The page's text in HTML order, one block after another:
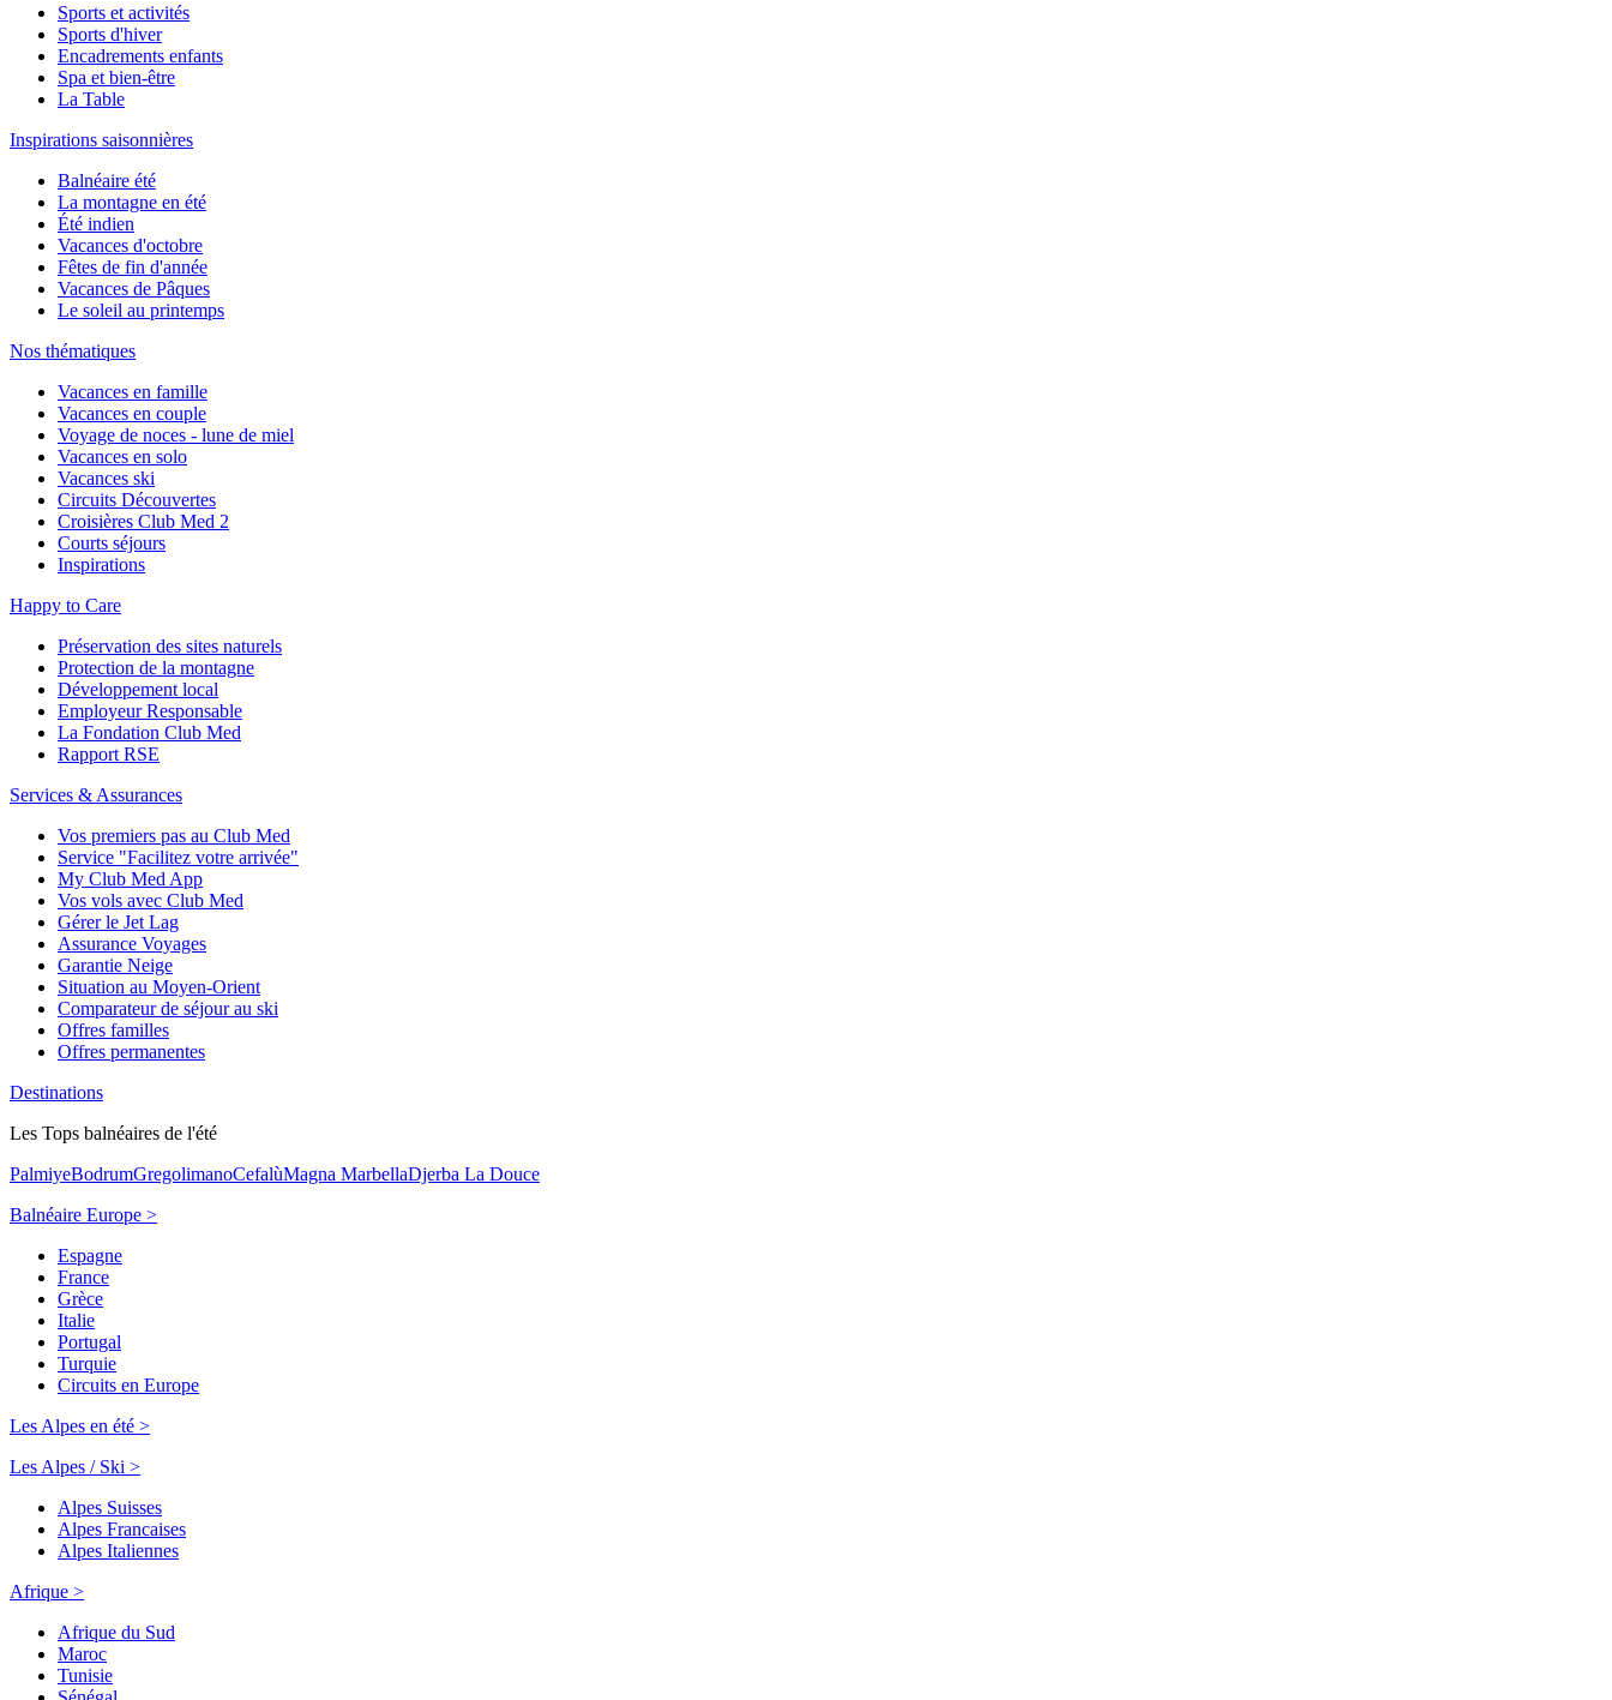
Sports et activités
Sports d'hiver
Encadrements enfants
Spa et bien-être
La Table
Inspirations saisonnières
Balnéaire été
La montagne en été
Été indien
Vacances d'octobre
Fêtes de fin d'année
Vacances de Pâques
Le soleil au printemps
Nos thématiques
Vacances en famille
Vacances en couple
Voyage de noces - lune de miel
Vacances en solo
Vacances ski
Circuits Découvertes
Croisières Club Med 2
Courts séjours
Inspirations
Happy to Care
Préservation des sites naturels
Protection de la montagne
Développement local
Employeur Responsable
La Fondation Club Med
Rapport RSE
Services & Assurances
Vos premiers pas au Club Med
Service "Facilitez votre arrivée"
My Club Med App
Vos vols avec Club Med
Gérer le Jet Lag
Assurance Voyages
Garantie Neige
Situation au Moyen-Orient
Comparateur de séjour au ski
Offres familles
Offres permanentes
Destinations
Les Tops balnéaires de l'été
PalmiyeBodrumGregolimanoCefalùMagna MarbellaDjerba La Douce
Balnéaire Europe >
Espagne
France
Grèce
Italie
Portugal
Turquie
Circuits en Europe
Les Alpes en été >
Les Alpes / Ski >
Alpes Suisses
Alpes Francaises
Alpes Italiennes
Afrique >
Afrique du Sud
Maroc
Tunisie